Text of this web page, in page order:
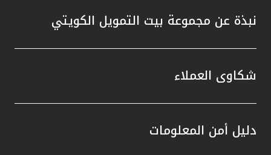
نبذة عن مجموعة بيت التمويل الكويتي
شكاوى العملاء
دليل أمن المعلومات